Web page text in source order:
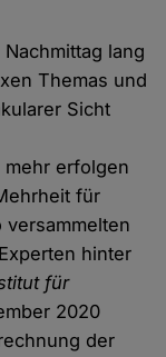
lang
Themas und
Sicht
erfolgen
für
versammelten
hinter
für
2020
der